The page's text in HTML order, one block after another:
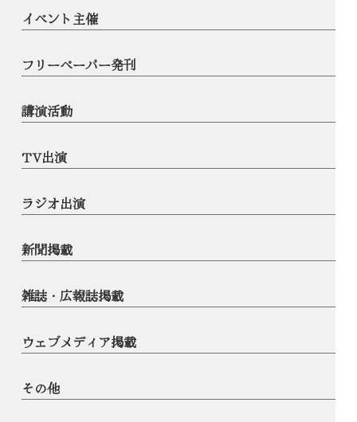
イベント主催
フリーペーパー発刊
講演活動
TV出演
ラジオ出演
新聞掲載
雑誌・広報誌掲載
ウェブメディア掲載
その他